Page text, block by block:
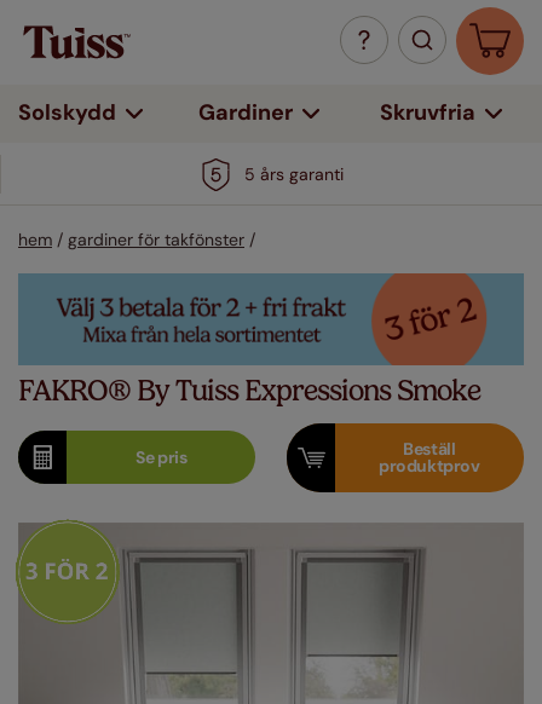
Solskydd Gardiner Skruvfria
5 års garanti
hem / gardiner för takfönster /
FAKRO® By Tuiss Expressions Smoke
Sepris Beställ
produktprov